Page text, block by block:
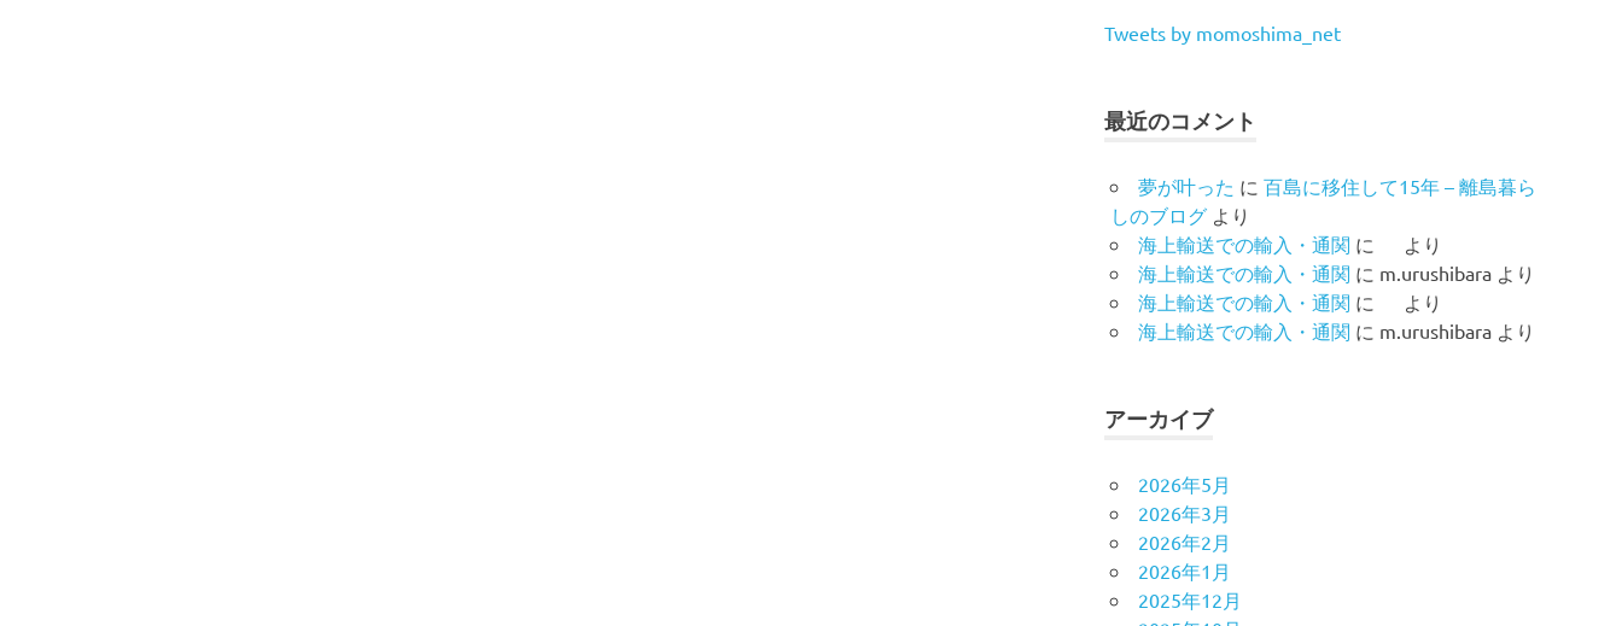
Tweets by momoshima_net
最近のコメント
夢が叶った に 百島に移住して15年 – 離島暮ら
しのブログ より
海上輸送での輸入・通関 に
より
海上輸送での輸入・通関 に m.urushibara より
海上輸送での輸入・通関 に
より
海上輸送での輸入・通関 に m.urushibara より
アーカイブ
2026年5月
2026年3月
2026年2月
2026年1月
2025年12月